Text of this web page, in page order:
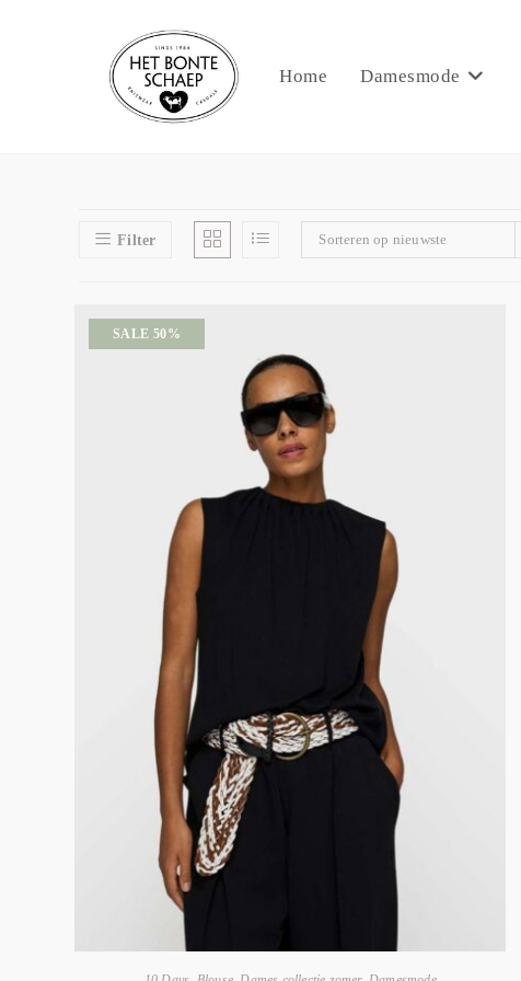
Home Damesmode
Filter Sorteren op nieuwste
SALE 50%